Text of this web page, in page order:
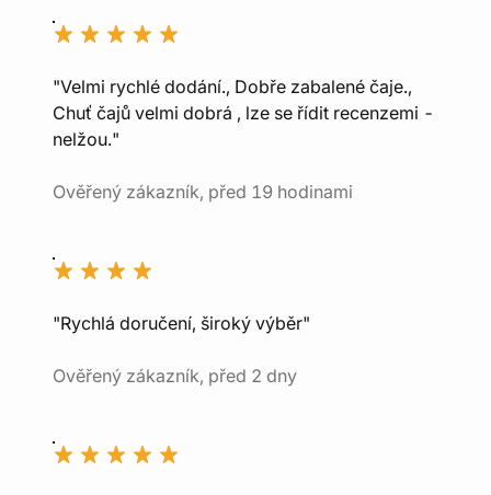
"Velmi rychlé dodání., Dobře zabalené čaje.,
Chuť čajů velmi dobrá , lze se řídit recenzemi -
nelžou."
Ověřený zákazník, před 19 hodinami
"Rychlá doručení, široký výběr"
Ověřený zákazník, před 2 dny